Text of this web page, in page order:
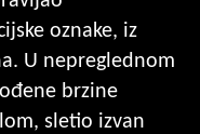
oznake, iz
U nepreglednom
brzine
sletio izvan